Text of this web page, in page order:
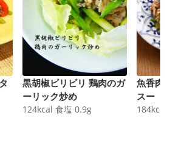
黒胡椒ビリビリ 鶏肉のガ
ーリック炒め
124kcal 食塩 0.9g
魚香肉
スー
184kcal